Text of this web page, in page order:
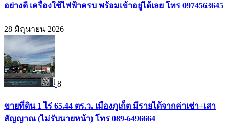
อย่างดี เครื่องใช้ไฟฟ้าครบ พร้อมเข้าอยู่ได้เลย โทร 0974563645
28 มิถุนายน 2026
8
ขายที่ดิน 1 ไร่ 65.44 ตร.ว. เมืองภูเก็ต มีรายได้จากค่าเช่า+เสา
สัญญาณ (ไม่รับนายหน้า) โทร 089-6496664